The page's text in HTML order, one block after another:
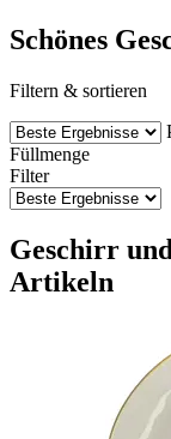
Schönes
Filtern & sortieren
Füllmenge
Filter
Geschirr
Artikeln